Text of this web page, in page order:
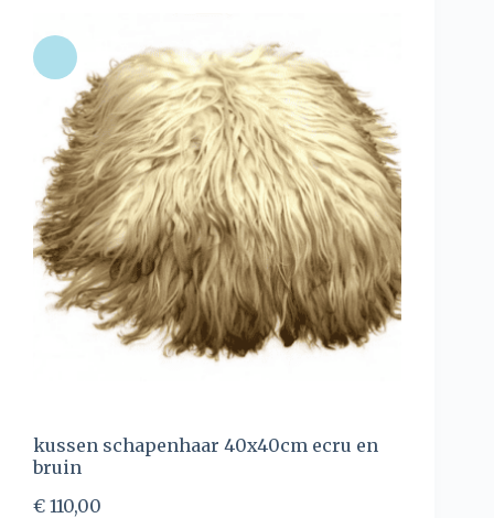
kussen schapenhaar 40x40cm ecru en
bruin
€ 110,00